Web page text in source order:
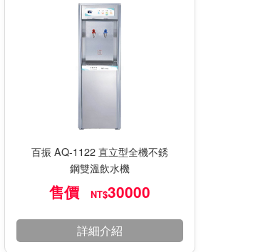
百振 AQ-1122 直立型全機不銹
鋼雙溫飲水機
售價 NT$30000
詳細介紹